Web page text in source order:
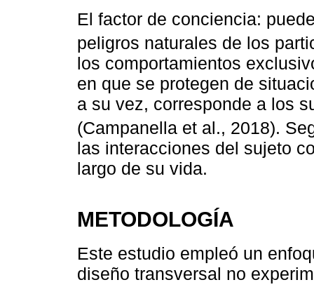
El factor de conciencia:
peligros naturales de los
los comportamientos
en que se protegen de
a su vez, corresponde a los
(Campanella et al., 2018).
las interacciones del sujeto
largo de su vida.
METODOLOGÍA
Este estudio empleó un
diseño transversal no